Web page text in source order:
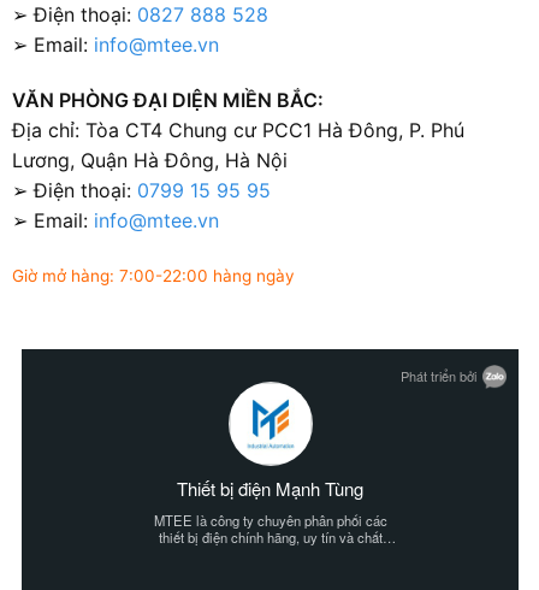
➢ Điện thoại: 0827 888 528
➢ Email: info@mtee.vn
VĂN PHÒNG ĐẠI DIỆN MIỀN BẮC:
Địa chỉ: Tòa CT4 Chung cư PCC1 Hà Đông, P. Phú
Lương, Quận Hà Đông, Hà Nội
➢ Điện thoại: 0799 15 95 95
➢ Email: info@mtee.vn
Giờ mở hàng: 7:00-22:00 hàng ngày